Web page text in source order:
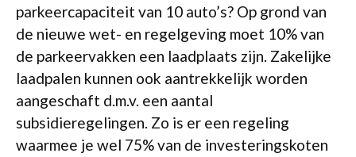
parkeercapaciteit van 10 auto’s? Op grond van
de nieuwe wet- en regelgeving moet 10% van
de parkeervakken een laadplaats zijn. Zakelijke
laadpalen kunnen ook aantrekkelijk worden
aangeschaft d.m.v. een aantal
subsidieregelingen. Zo is er een regeling
waarmee je wel 75% van de investeringskoten